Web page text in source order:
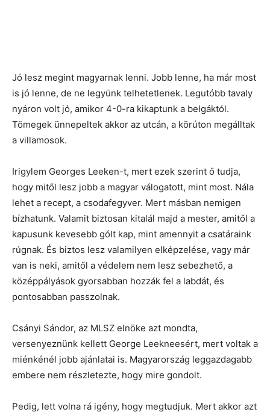
Jó lesz megint magyarnak lenni. Jobb lenne, ha már most
is jó lenne, de ne legyünk telhetetlenek. Legutóbb tavaly
nyáron volt jó, amikor 4-0-ra kikaptunk a belgáktól.
Tömegek ünnepeltek akkor az utcán, a körúton megálltak
a villamosok.
Irigylem Georges Leeken-t, mert ezek szerint ő tudja,
hogy mitől lesz jobb a magyar válogatott, mint most. Nála
lehet a recept, a csodafegyver. Mert másban nemigen
bízhatunk. Valamit biztosan kitalál majd a mester, amitől a
kapusunk kevesebb gólt kap, mint amennyit a csatáraink
rúgnak. És biztos lesz valamilyen elképzelése, vagy már
van is neki, amitől a védelem nem lesz sebezhető, a
középpályások gyorsabban hozzák fel a labdát, és
pontosabban passzolnak.
Csányi Sándor, az MLSZ elnöke azt mondta,
versenyeznünk kellett George Leekneesért, mert voltak a
miénkénél jobb ajánlatai is. Magyarország leggazdagabb
embere nem részletezte, hogy mire gondolt.
Pedig, lett volna rá igény, hogy megtudjuk. Mert akkor azt